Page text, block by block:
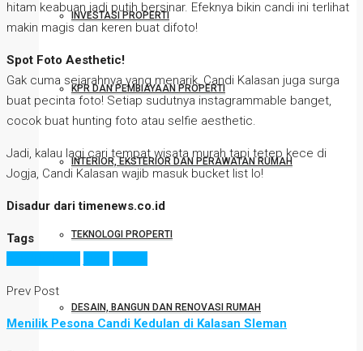
INVESTASI PROPERTI
KPR DAN PEMBIAYAAN PROPERTI
INTERIOR, EKSTERIOR DAN PERAWATAN RUMAH
TEKNOLOGI PROPERTI
DESAIN, BANGUN DAN RENOVASI RUMAH
hitam keabuan jadi putih bersinar. Efeknya bikin candi ini terlihat
makin magis dan keren buat difoto!
Spot Foto Aesthetic!
Gak cuma sejarahnya yang menarik, Candi Kalasan juga surga
buat pecinta foto! Setiap sudutnya instagrammable banget,
cocok buat hunting foto atau selfie aesthetic.
Jadi, kalau lagi cari tempat wisata murah tapi tetep kece di
Jogja, Candi Kalasan wajib masuk bucket list lo!
Disadur dari timenews.co.id
Tags
Prev Post
Menilik Pesona Candi Kedulan di Kalasan Sleman